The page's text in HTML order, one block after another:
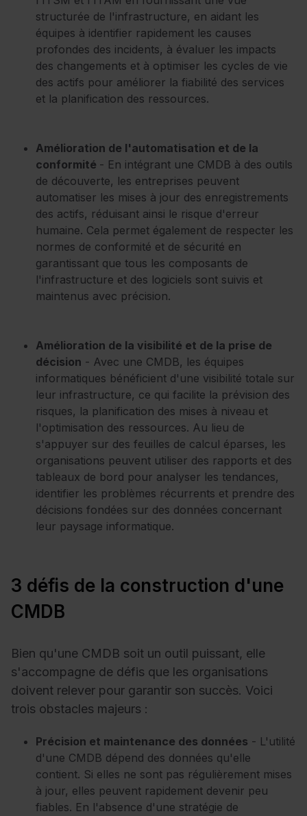
structurée de l'infrastructure, en aidant les
équipes à identifier rapidement les causes
profondes des incidents, à évaluer les impacts
des changements et à optimiser les cycles de vie
des actifs pour améliorer la fiabilité des services
et la planification des ressources.
Amélioration de l'automatisation et de la
conformité - En intégrant une CMDB à des outils
de découverte, les entreprises peuvent
automatiser les mises à jour des enregistrements
des actifs, réduisant ainsi le risque d'erreur
humaine. Cela permet également de respecter les
normes de conformité et de sécurité en
garantissant que tous les composants de
l'infrastructure et des logiciels sont suivis et
maintenus avec précision.
Amélioration de la visibilité et de la prise de
décision - Avec une CMDB, les équipes
informatiques bénéficient d'une visibilité totale sur
leur infrastructure, ce qui facilite la prévision des
risques, la planification des mises à niveau et
l'optimisation des ressources. Au lieu de
s'appuyer sur des feuilles de calcul éparses, les
organisations peuvent utiliser des rapports et des
tableaux de bord pour analyser les tendances,
identifier les problèmes récurrents et prendre des
décisions fondées sur des données concernant
leur paysage informatique.
3 défis de la construction d'une
CMDB
Bien qu'une CMDB soit un outil puissant, elle
s'accompagne de défis que les organisations
doivent relever pour garantir son succès. Voici
trois obstacles majeurs :
Précision et maintenance des données - L'utilité
d'une CMDB dépend des données qu'elle
contient. Si elles ne sont pas régulièrement mises
à jour, elles peuvent rapidement devenir peu
fiables. En l'absence d'une stratégie de